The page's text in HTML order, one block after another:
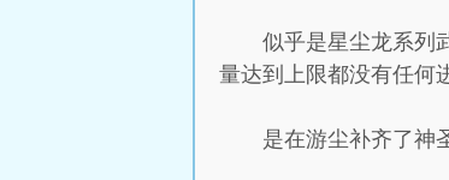
似乎是星尘龙系列
量达到上限都没有任何
是在游尘补齐了神